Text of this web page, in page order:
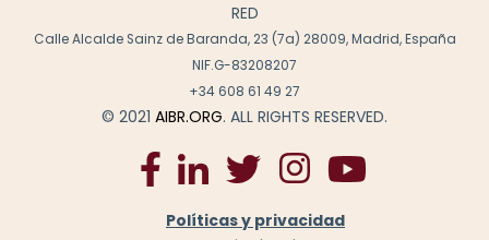
RED
Calle Alcalde Sainz de Baranda, 23 (7a) 28009, Madrid, España
NIF.G-83208207
+34 608 61 49 27
© 2021 AIBR.ORG. ALL RIGHTS RESERVED.
Políticas y privacidad